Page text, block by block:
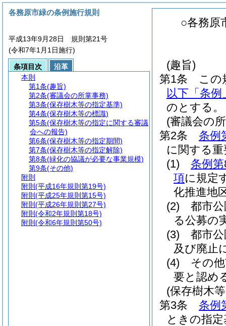
○各務原
(趣旨)
第1条
この
以下「条
のとする。
(審議会の
第2条
条例
に関する
(1)
条例
項に規定
化推進地
(2)
都市
る公募の
(3)
都市
及び廃止
(4)
その
要と認め
(保存樹木
第3条
条例
ときの指
各務原市緑の条例施行規則
平成13年9月28日 規則第21号
(令和7年1月1日施行)
条項目次
沿革
本則
第1条(趣旨)
第2条(審議会の所掌事務)
第3条(保存樹木等の指定基準)
第4条(保存樹木等の標識)
第5条(保存樹木等の指定に関する審議
会への報告)
第6条(保存樹木等の指定期間)
第7条(保存樹木等の指定解除)
第8条(緑化の協議が必要な事業規模)
第9条(その他)
附則
附則 (平成16年規則第19号)
附則 (平成25年規則第15号)
附則 (平成26年規則第27号)
附則 (令和2年規則第18号)
附則 (令和6年規則第50号)